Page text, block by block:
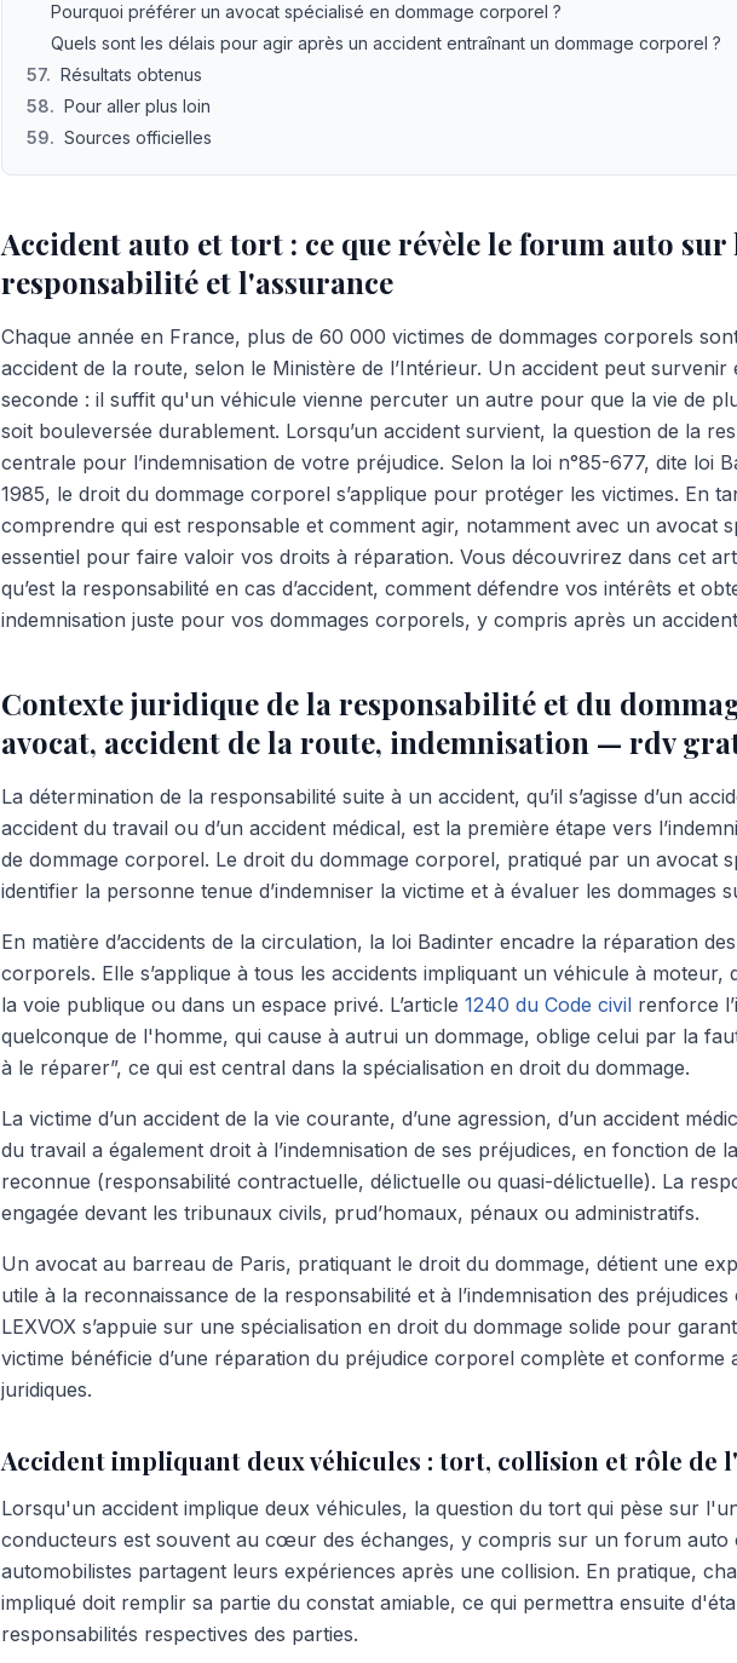
Pourquoi préférer un avocat spécialisé en dommage corporel ?
Quels sont les délais pour agir après un accident entraînant un dommage corporel ?
57. Résultats obtenus
58. Pour aller plus loin
59. Sources officielles
Accident auto et tort : ce que révèle le forum auto sur
responsabilité et l'assurance
Chaque année en France, plus de 60 000 victimes de dommages corporels
accident de la route, selon le Ministère de l’Intérieur. Un accident peut
seconde : il suffit qu'un véhicule vienne percuter un autre pour que la vie de
soit bouleversée durablement. Lorsqu’un accident survient, la question de la
centrale pour l’indemnisation de votre préjudice. Selon la loi n°85-677, dite loi
1985, le droit du dommage corporel s’applique pour protéger les victimes. En
comprendre qui est responsable et comment agir, notamment avec un avocat
essentiel pour faire valoir vos droits à réparation. Vous découvrirez dans cet
qu’est la responsabilité en cas d’accident, comment défendre vos intérêts et
indemnisation juste pour vos dommages corporels, y compris après un
Contexte juridique de la responsabilité et du
avocat, accident de la route, indemnisation — rdv
La détermination de la responsabilité suite à un accident, qu’il s’agisse d’un
accident du travail ou d’un accident médical, est la première étape vers
de dommage corporel. Le droit du dommage corporel, pratiqué par un avocat
identifier la personne tenue d’indemniser la victime et à évaluer les dommages
En matière d’accidents de la circulation, la loi Badinter encadre la réparation
corporels. Elle s’applique à tous les accidents impliquant un véhicule à moteur,
la voie publique ou dans un espace privé. L’article 1240 du Code civil renforce
quelconque de l'homme, qui cause à autrui un dommage, oblige celui par la
à le réparer”, ce qui est central dans la spécialisation en droit du dommage.
La victime d’un accident de la vie courante, d’une agression, d’un accident
du travail a également droit à l’indemnisation de ses préjudices, en fonction de
reconnue (responsabilité contractuelle, délictuelle ou quasi-délictuelle). La
engagée devant les tribunaux civils, prud’homaux, pénaux ou administratifs.
Un avocat au barreau de Paris, pratiquant le droit du dommage, détient une
utile à la reconnaissance de la responsabilité et à l’indemnisation des
LEXVOX s’appuie sur une spécialisation en droit du dommage solide pour
victime bénéficie d’une réparation du préjudice corporel complète et conforme
juridiques.
Accident impliquant deux véhicules : tort, collision et rôle de
Lorsqu'un accident implique deux véhicules, la question du tort qui pèse sur
conducteurs est souvent au cœur des échanges, y compris sur un forum auto
automobilistes partagent leurs expériences après une collision. En pratique,
impliqué doit remplir sa partie du constat amiable, ce qui permettra ensuite
responsabilités respectives des parties.